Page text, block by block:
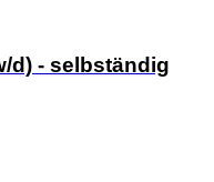
d) - selbständig